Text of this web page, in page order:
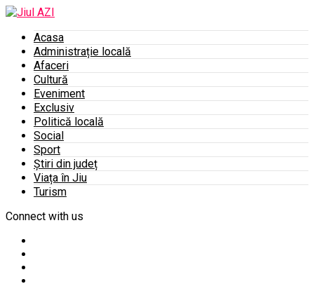
Acasa
Administrație locală
Afaceri
Cultură
Eveniment
Exclusiv
Politică locală
Social
Sport
Știri din județ
Viața în Jiu
Turism
Connect with us